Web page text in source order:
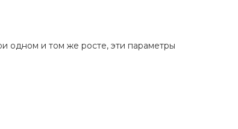
одном и том же росте, эти параметры